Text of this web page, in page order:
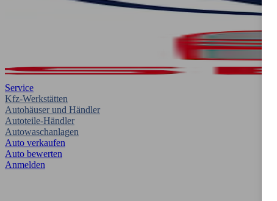
Service
Kfz-Werkstätten
Autohäuser und Händler
Autoteile-Händler
Autowaschanlagen
Auto verkaufen
Auto bewerten
Anmelden